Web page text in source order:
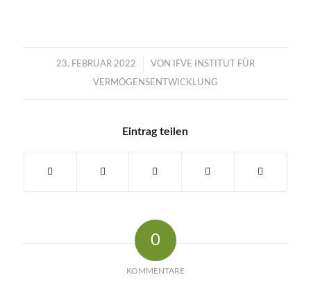
23. FEBRUAR 2022
/ VON IFVE INSTITUT FÜR
VERMÖGENSENTWICKLUNG
Eintrag teilen
0
KOMMENTARE